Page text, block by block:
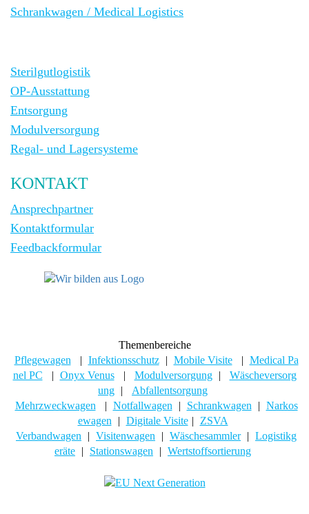
Schrankwagen / Medical Logistics
Sterilgutlogistik
OP-Ausstattung
Entsorgung
Modulversorgung
Regal- und Lagersysteme
KONTAKT
Ansprechpartner
Kontaktformular
Feedbackformular
Themenbereiche
Pflegewagen
| Infektionsschutz | Mobile Visite | Medical Pa
nel PC
| Onyx Venus | Modulversorgung |
Wäscheversorg
ung |
Abfallentsorgung
Mehrzweckwagen
| Notfallwagen | Schrankwagen | Narkos
ewagen
| Digitale Visite |
ZSVA
Verbandwagen
| Visitenwagen | Wäschesammler | Logistikg
eräte | Stationswagen | Wertstoffsortierung